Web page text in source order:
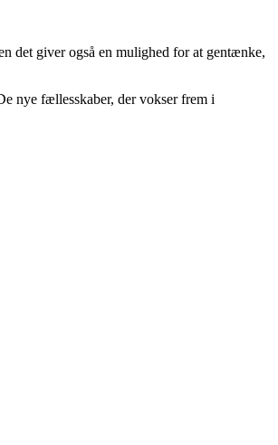
det giver også en mulighed for at gentænke,
nye fællesskaber, der vokser frem i